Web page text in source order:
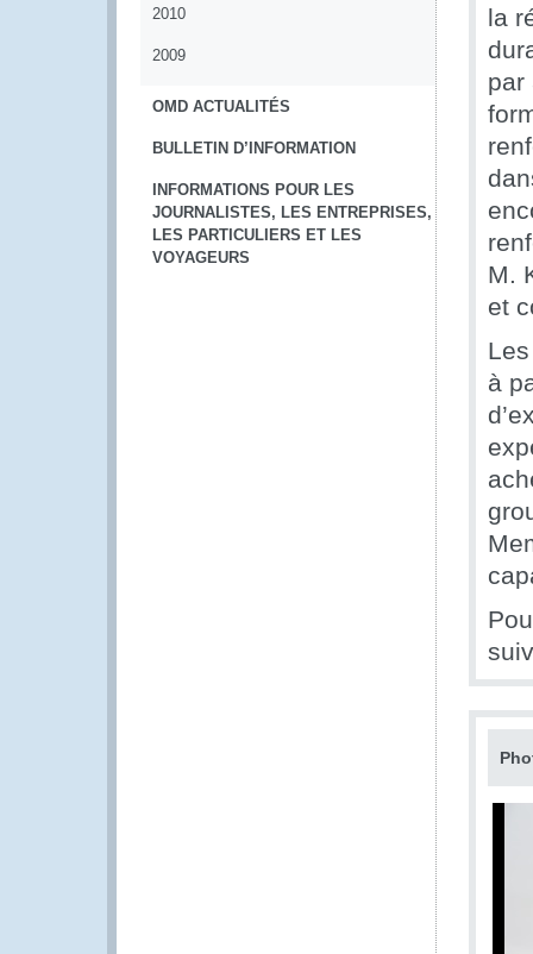
2010
2009
OMD ACTUALITÉS
BULLETIN D’INFORMATION
INFORMATIONS POUR LES
JOURNALISTES, LES ENTREPRISES,
LES PARTICULIERS ET LES
VOYAGEURS
la
par
M.
et
à